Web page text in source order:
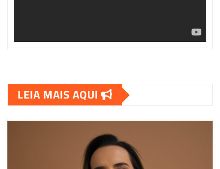
00:00
LEIA MAIS AQUI